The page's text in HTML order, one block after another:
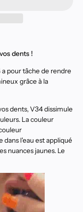
dents !
pour tâche de rendre
grâce à la
dents, V34 dissimule
La couleur
dans l'eau est appliqué
nuances jaunes. Le